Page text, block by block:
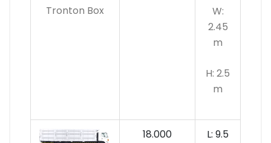
Tronton Box
W:
2.45
m
H: 2.5
m
18.000
L: 9.5